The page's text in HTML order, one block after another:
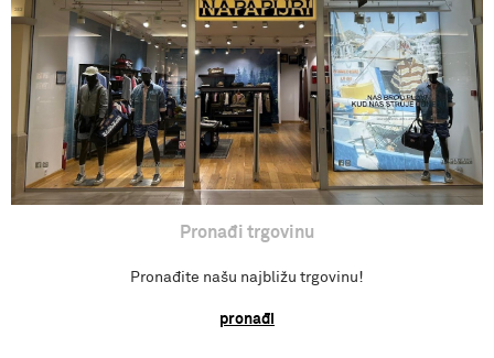
Povratak sredstava
Gdje se nalazimo?
Isporuka
Pronađi trgovinu
Pronađite našu najbližu trgovinu!
pronađi